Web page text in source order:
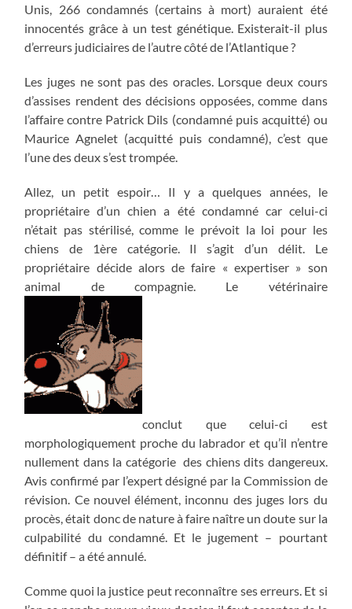
Unis, 266 condamnés (certains à mort) auraient été
innocentés grâce à un test génétique. Existerait-il plus
d’erreurs judiciaires de l’autre côté de l’Atlantique ?
Les juges ne sont pas des oracles. Lorsque deux cours
d’assises rendent des décisions opposées, comme dans
l’affaire contre Patrick Dils (condamné puis acquitté) ou
Maurice Agnelet (acquitté puis condamné), c’est que
l’une des deux s’est trompée.
Allez, un petit espoir… Il y a quelques années, le
propriétaire d’un chien a été condamné car celui-ci
n’était pas stérilisé, comme le prévoit la loi pour les
chiens de 1ère catégorie. Il s’agit d’un délit. Le
propriétaire décide alors de faire « expertiser » son
animal de compagnie. Le vétérinaire
conclut que celui-ci est
morphologiquement proche du labrador et qu’il n’entre
nullement dans la catégorie des chiens dits dangereux.
Avis confirmé par l’expert désigné par la Commission de
révision. Ce nouvel élément, inconnu des juges lors du
procès, était donc de nature à faire naître un doute sur la
culpabilité du condamné. Et le jugement – pourtant
définitif – a été annulé.
Comme quoi la justice peut reconnaître ses erreurs. Et si